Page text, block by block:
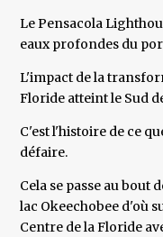
Le Pensacola
eaux profondes du
L'impact de la
Floride atteint le Sud
C'est l'histoire de ce
défaire.
Cela se passe au bout
lac Okeechobee d'où
Centre de la Floride